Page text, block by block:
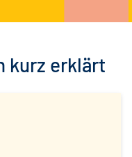
kurz erklärt